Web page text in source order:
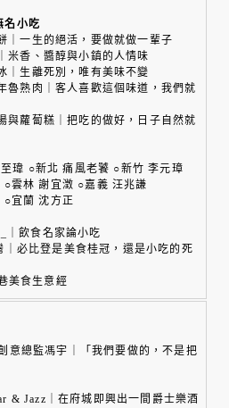
名小吃
｜一生的絕活，要做就做一輩子
米香、醬醇與小鎮的人情味
｜生離死別，唯有美味不變
魯熟肉｜客人喜歡這個味道，我們就
與蘿蔔糕｜把吃的做好，日子自然就
瑋 ○新北 痛風老饕 ○新竹 李元璋
雲林 謝宜澂 ○嘉義 汪兆謙
○宜蘭 沈方正
｜飲食名家論小吃
｜必比登是美食桂冠，還是小吃的死
美食生意經
總監馮宇｜「我們要做的，不是把
& Jazz｜在府城即興出一間爵士樂酒